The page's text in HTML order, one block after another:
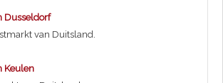
Dusseldorf
van Duitsland.
Keulen